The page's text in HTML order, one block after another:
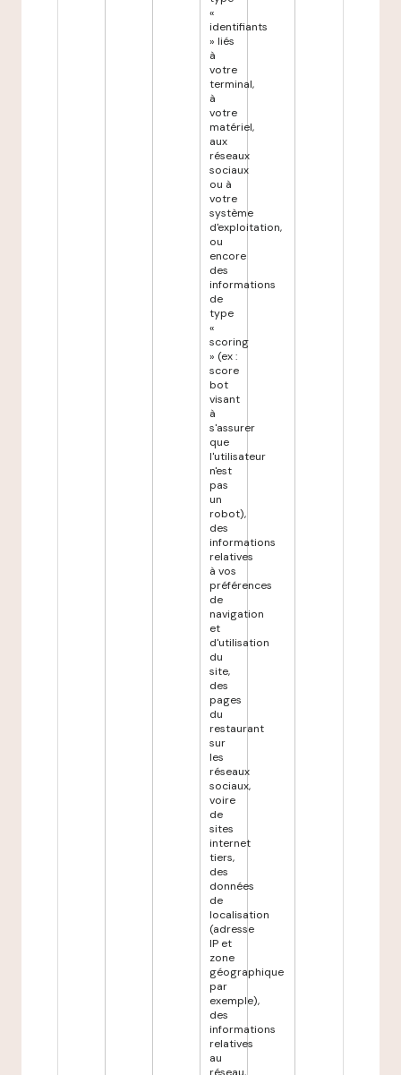
«
identifiants
» liés
à
votre
terminal,
à
votre
matériel,
aux
réseaux
sociaux
ou à
votre
système
d'exploitation,
ou
encore
des
informations
de
type
«
scoring
» (ex :
score
bot
visant
à
s'assurer
que
l'utilisateur
n'est
pas
un
robot),
des
informations
relatives
à vos
préférences
de
navigation
et
d'utilisation
du
site,
des
pages
du
restaurant
sur
les
réseaux
sociaux,
voire
de
sites
internet
tiers,
des
données
de
localisation
(adresse
IP et
zone
géographique
par
exemple),
des
informations
relatives
au